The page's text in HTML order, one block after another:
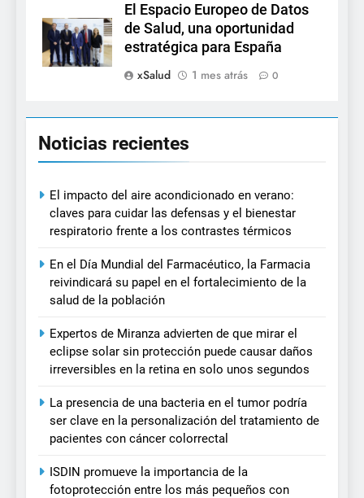
El Espacio Europeo de Datos
de Salud, una oportunidad
estratégica para España
xSalud
1 mes atrás 0
Noticias recientes
El impacto del aire acondicionado en verano:
claves para cuidar las defensas y el bienestar
respiratorio frente a los contrastes térmicos
En el Día Mundial del Farmacéutico, la Farmacia
reivindicará su papel en el fortalecimiento de la
salud de la población
Expertos de Miranza advierten de que mirar el
eclipse solar sin protección puede causar daños
irreversibles en la retina en solo unos segundos
La presencia de una bacteria en el tumor podría
ser clave en la personalización del tratamiento de
pacientes con cáncer colorrectal
ISDIN promueve la importancia de la
fotoprotección entre los más pequeños con